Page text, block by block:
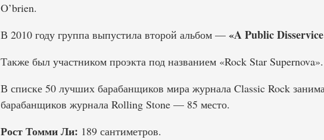
O’brien.
В 2010 году группа выпустила второй альбом — «A Public
Также был участником проэкта под названием «Rock Star Supernova».
В списке 50 лучших барабанщиков мира журнала Classic Rock
барабанщиков журнала Rolling Stone — 85 место.
Рост Томми Ли: 189 сантиметров.